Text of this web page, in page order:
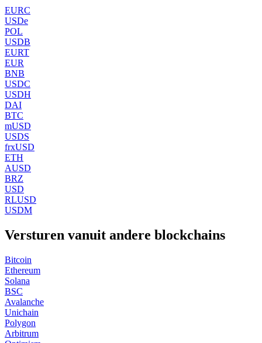
EURC
USDe
POL
USDB
EURT
EUR
BNB
USDC
USDH
DAI
BTC
mUSD
USDS
frxUSD
ETH
AUSD
BRZ
USD
RLUSD
USDM
Versturen vanuit andere blockchains
Bitcoin
Ethereum
Solana
BSC
Avalanche
Unichain
Polygon
Arbitrum